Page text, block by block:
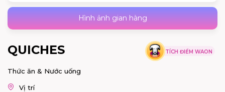
Hình ảnh gian hàng
QUICHES
Thức ăn & Nước uống
TÍCH ĐIỂM WAON
Vị trí